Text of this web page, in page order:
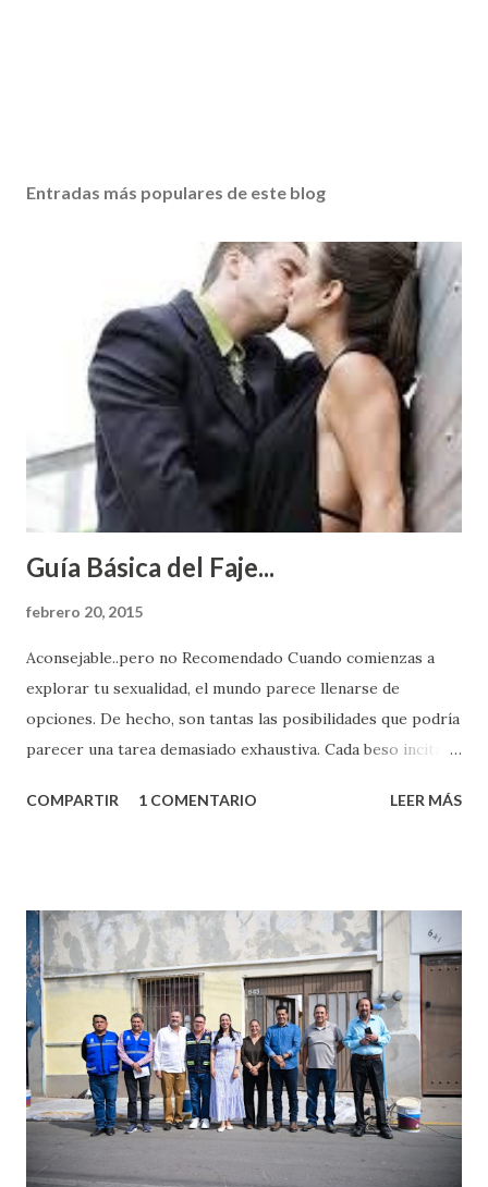
Entradas más populares de este blog
Guía Básica del Faje...
febrero 20, 2015
Aconsejable..pero no Recomendado Cuando comienzas a
explorar tu sexualidad, el mundo parece llenarse de
opciones. De hecho, son tantas las posibilidades que podría
parecer una tarea demasiado exhaustiva. Cada beso incita
partes de ti que jamás hubieras imaginado. El problema es
conoces ni la mitad de lo que deberías saber. Pero incluso
quienes ya han tenido relaciones sexuales no son expertos
o expertas en el tema. Siempre hay algo nuevo que
aprender y nuevas experiencias que conocer. Si eres una
chica y aún no has tenido relaciones sexuales, tal vez
pienses que el sexo será increíble y no puedas esperar para
experimentarlo, pero como cualquier persona con
experiencia te dirá, siempre es mejor cuando ambas partes
son suficientemen...
COMPARTIR 1 COMENTARIO LEER MÁS